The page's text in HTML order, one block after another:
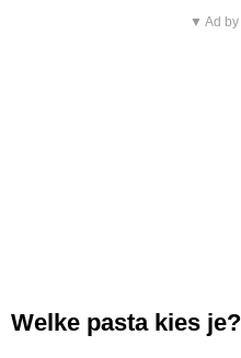
▼ Ad by
Welke pasta kies je?